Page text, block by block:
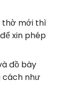
thờ mới thì
xin phép
đồ bày
cách như